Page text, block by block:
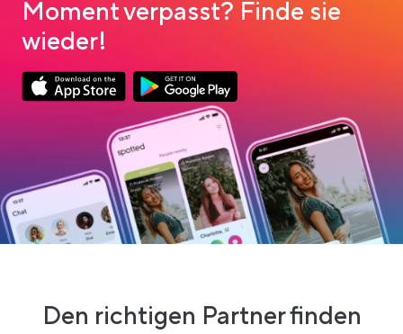
Moment verpasst? Finde sie
wieder!
Link opens in a new tabLink opens in a new tab
Google Play Download
Den richtigen Partner finden